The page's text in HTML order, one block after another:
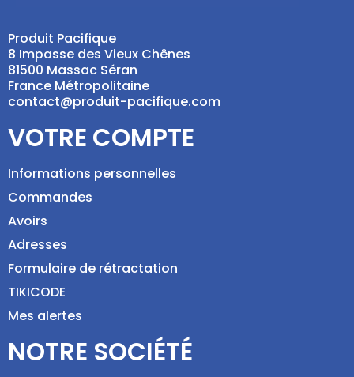
Produit Pacifique
8 Impasse des Vieux Chênes
81500 Massac Séran
France Métropolitaine
contact@produit-pacifique.com
VOTRE COMPTE
Informations personnelles
Commandes
Avoirs
Adresses
Formulaire de rétractation
TIKICODE
Mes alertes
NOTRE SOCIÉTÉ